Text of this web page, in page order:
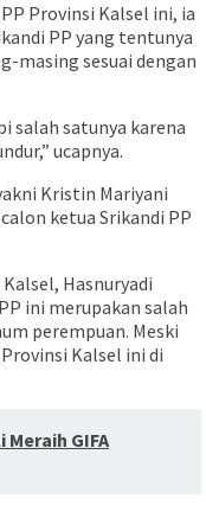
Provinsi Kalsel ini, ia
PP yang tentunya
masing sesuai dengan
salah satunya karena
ucapnya.
Kristin Mariyani
ketua Srikandi PP
Hasnuryadi
ini merupakan salah
perempuan. Meski
Kalsel ini di
GIFA